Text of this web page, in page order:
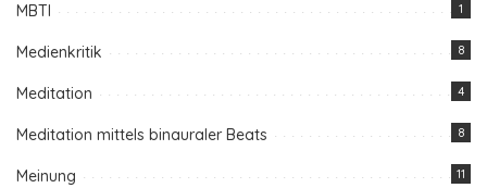
MBTI 1
Medienkritik 8
Meditation 4
Meditation mittels binauraler Beats 8
Meinung 11